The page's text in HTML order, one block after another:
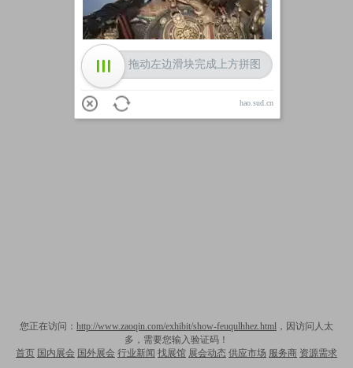
您正在访问： http://www.zaoqin.com/exhibit/show-feuqulhhez.html ，因访问人太
多，需要您输入验证码！
首页 国内展会 国外展会 行业新闻 找展馆 展会动态 供应市场 服务商 资源需求
拖动左边滑块完成上方拼图
hao.sud.cn